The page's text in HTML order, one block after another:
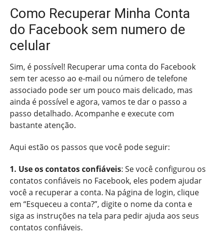
Como Recuperar Minha Conta
do Facebook sem numero de
celular
Sim, é possível! Recuperar uma conta do Facebook
sem ter acesso ao e-mail ou número de telefone
associado pode ser um pouco mais delicado, mas
ainda é possível e agora, vamos te dar o passo a
passo detalhado. Acompanhe e execute com
bastante atenção.
Aqui estão os passos que você pode seguir:
1. Use os contatos confiáveis: Se você configurou os
contatos confiáveis no Facebook, eles podem ajudar
você a recuperar a conta. Na página de login, clique
em “Esqueceu a conta?”, digite o nome da conta e
siga as instruções na tela para pedir ajuda aos seus
contatos confiáveis.